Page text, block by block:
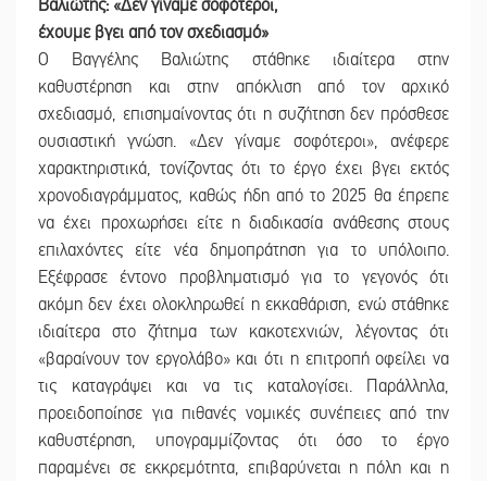
Βαλιώτης: «Δεν γίναμε σοφότεροι,
έχουμε βγει από τον σχεδιασμό»
Ο Βαγγέλης Βαλιώτης στάθηκε ιδιαίτερα στην
καθυστέρηση και στην απόκλιση από τον αρχικό
σχεδιασμό, επισημαίνοντας ότι η συζήτηση δεν πρόσθεσε
ουσιαστική γνώση. «Δεν γίναμε σοφότεροι», ανέφερε
χαρακτηριστικά, τονίζοντας ότι το έργο έχει βγει εκτός
χρονοδιαγράμματος, καθώς ήδη από το 2025 θα έπρεπε
να έχει προχωρήσει είτε η διαδικασία ανάθεσης στους
επιλαχόντες είτε νέα δημοπράτηση για το υπόλοιπο.
Εξέφρασε έντονο προβληματισμό για το γεγονός ότι
ακόμη δεν έχει ολοκληρωθεί η εκκαθάριση, ενώ στάθηκε
ιδιαίτερα στο ζήτημα των κακοτεχνιών, λέγοντας ότι
«βαραίνουν τον εργολάβο» και ότι η επιτροπή οφείλει να
τις καταγράψει και να τις καταλογίσει. Παράλληλα,
προειδοποίησε για πιθανές νομικές συνέπειες από την
καθυστέρηση, υπογραμμίζοντας ότι όσο το έργο
παραμένει σε εκκρεμότητα, επιβαρύνεται η πόλη και η